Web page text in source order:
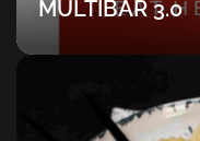
MULTIBAR 3.0